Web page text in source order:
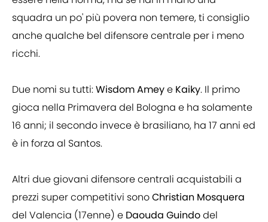
squadra un po' più povera non temere, ti consiglio
anche qualche bel difensore centrale per i meno
ricchi.
Due nomi su tutti:Wisdom Ameye Kaiky. Il primo
gioca nella Primavera del Bologna e ha solamente
16 anni; il secondo invece è brasiliano, ha 17 anni ed
è in forza al Santos.
Altri due giovani difensore centrali acquistabili a
prezzi super competitivi sonoChristian Mosquera
del Valencia (17enne) e Daouda Guindodel